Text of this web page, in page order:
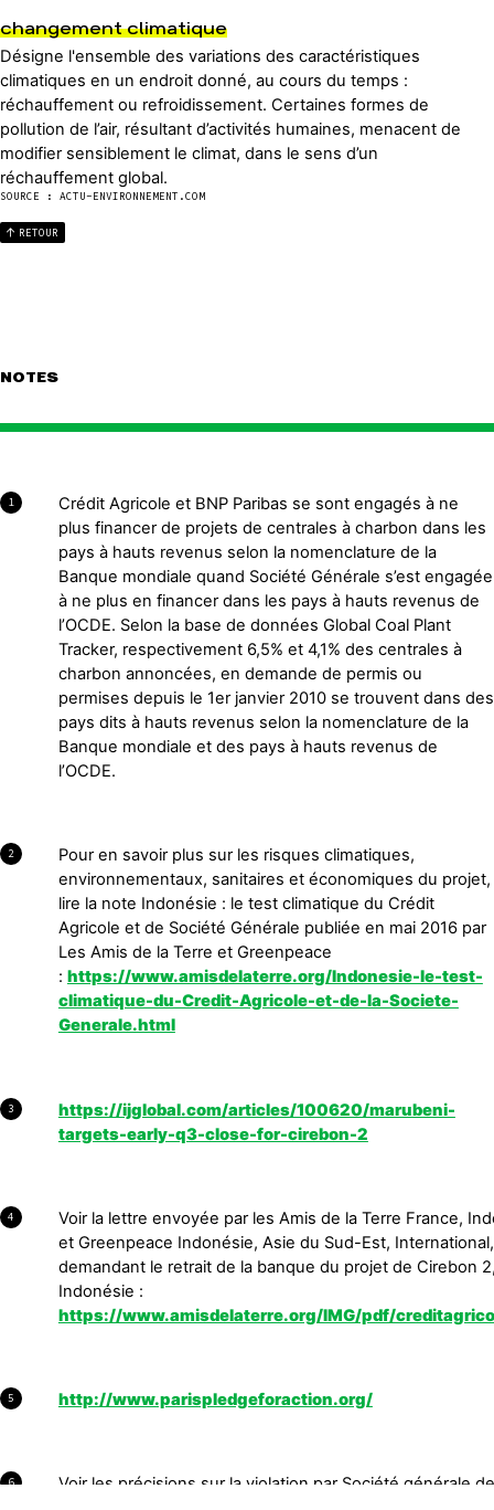
changement climatique
Désigne l'ensemble des variations des caractéristiques
climatiques en un endroit donné, au cours du temps :
réchauffement ou refroidissement. Certaines formes de
pollution de l’air, résultant d’activités humaines, menacent de
modifier sensiblement le climat, dans le sens d’un
réchauffement global.
SOURCE : ACTU-ENVIRONNEMENT.COM
RETOUR
NOTES
1
Crédit Agricole et BNP Paribas se sont engagés à ne
plus financer de projets de centrales à charbon dans les
pays à hauts revenus selon la nomenclature de la
Banque mondiale quand Société Générale s’est engagée
à ne plus en financer dans les pays à hauts revenus de
l’OCDE. Selon la base de données Global Coal Plant
Tracker, respectivement 6,5% et 4,1% des centrales à
charbon annoncées, en demande de permis ou
permises depuis le 1er janvier 2010 se trouvent dans des
pays dits à hauts revenus selon la nomenclature de la
Banque mondiale et des pays à hauts revenus de
l’OCDE.
2
Pour en savoir plus sur les risques climatiques,
environnementaux, sanitaires et économiques du projet,
lire la note Indonésie : le test climatique du Crédit
Agricole et de Société Générale publiée en mai 2016 par
Les Amis de la Terre et Greenpeace
: https://www.amisdelaterre.org/Indonesie-le-test-
climatique-du-Credit-Agricole-et-de-la-Societe-
Generale.html
3
https://ijglobal.com/articles/100620/marubeni-
targets-early-q3-close-for-cirebon-2
4
Voir la lettre envoyée par les Amis de la Terre France,
et Greenpeace Indonésie, Asie du Sud-Est,
demandant le retrait de la banque du projet de Cirebon
Indonésie :
https://www.amisdelaterre.org/IMG/pdf/
5 http://www.parispledgeforaction.org/
6
Voir les précisions sur la violation par Société générale